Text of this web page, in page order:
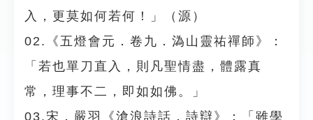
入，更莫如何若何！」（源）
02.《五燈會元．卷九．溈山靈祐禪師》：
「若也單刀直入，則凡聖情盡，體露真
常，理事不二，即如如佛。」
03.宋．嚴羽《滄浪詩話．詩辯》：「雖學